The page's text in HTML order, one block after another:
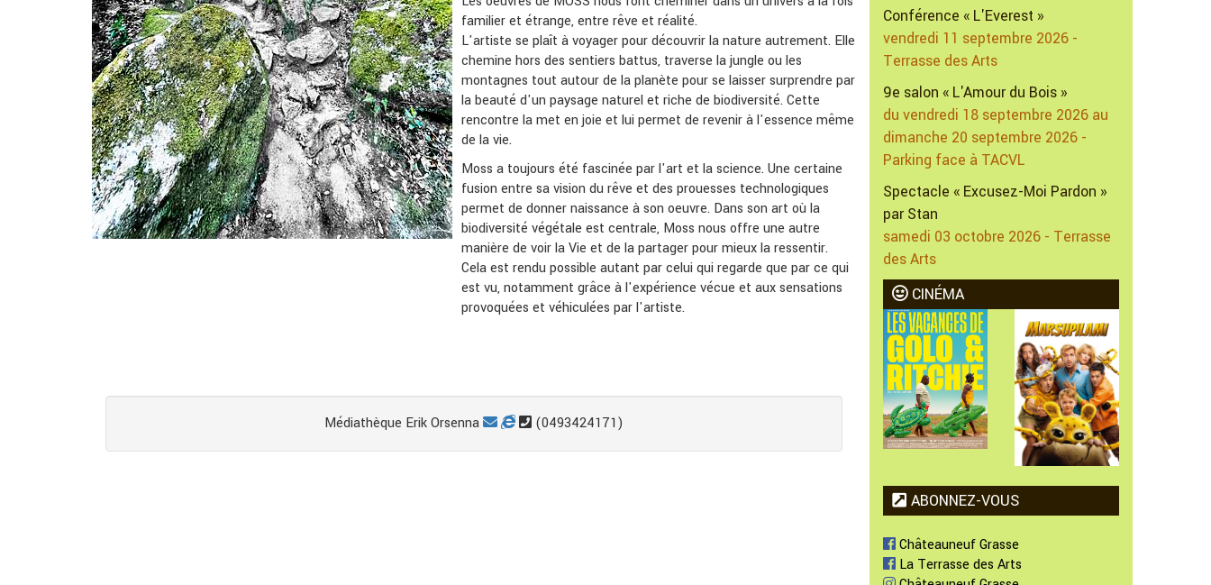
familier et étrange, entre rêve et réalité.
L'artiste se plaît à voyager pour découvrir la nature autrement. Elle
chemine hors des sentiers battus, traverse la jungle ou les
montagnes tout autour de la planète pour se laisser surprendre par
la beauté d'un paysage naturel et riche de biodiversité. Cette
rencontre la met en joie et lui permet de revenir à l'essence même
de la vie.
Moss a toujours été fascinée par l'art et la science. Une certaine
fusion entre sa vision du rêve et des prouesses technologiques
permet de donner naissance à son oeuvre. Dans son art où la
biodiversité végétale est centrale, Moss nous offre une autre
manière de voir la Vie et de la partager pour mieux la ressentir.
Cela est rendu possible autant par celui qui regarde que par ce qui
est vu, notamment grâce à l'expérience vécue et aux sensations
provoquées et véhiculées par l'artiste.
Médiathèque Erik Orsenna (0493424171)
Conférence « L'Everest »
vendredi 11 septembre 2026 -
Terrasse des Arts
9e salon « L'Amour du Bois »
du vendredi 18 septembre 2026 au
dimanche 20 septembre 2026 -
Parking face à TACVL
Spectacle « Excusez-Moi Pardon »
par Stan
samedi 03 octobre 2026 - Terrasse
des Arts
CINÉMA
ABONNEZ-VOUS
Châteauneuf Grasse
La Terrasse des Arts